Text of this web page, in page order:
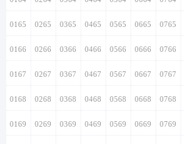
0165 0265 0365 0465 0565 0665 0765
0166 0266 0366 0466 0566 0666 0766
0167 0267 0367 0467 0567 0667 0767
0168 0268 0368 0468 0568 0668 0768
0169 0269 0369 0469 0569 0669 0769